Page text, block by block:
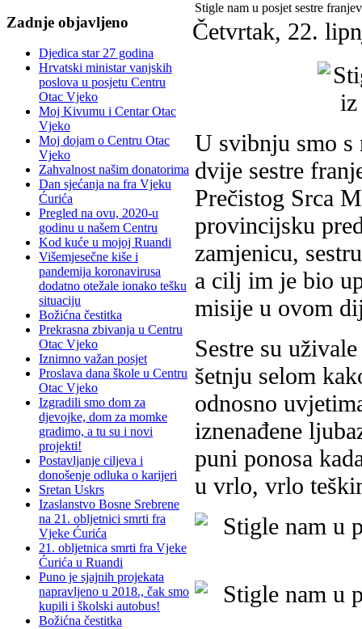
Zadnje objavljeno
Djedica star 27 godina
Hrvatski ministar vanjskih
poslova u posjetu Centru
Otac Vjeko
Moj Kivumu i Centar Otac
Vjeko
Moj dojam o Centru Otac
Vjeko
Zahvalnost našim donatorima
Dan sjećanja na fra Vjeku
Ćurića
Pregled na ovu, 2020-u
godinu u našem Centru
Kod kuće u mojoj Ruandi
Višemjesečne kiše i
pandemija koronavirusa
dodatno otežale ionako tešku
situaciju
Božićna čestitka
Prekrasna zbivanja u Centru
Otac Vjeko
Iznimno važan posjet
Proslava dana škole u Centru
Otac Vjeko
Izgradili smo dom za
djevojke, dom za momke
gradimo, a tu su i novi
projekti!
Postavljanje ciljeva i
donošenje odluka o karijeri
Sretan Uskrs
Izaslanstvo Bosne Srebrene
na 21. obljetnici smrti fra
Vjeke Ćurića
21. obljetnica smrti fra Vjeke
Ćurića u Ruandi
Puno je sjajnih projekata
napravljeno u 2018., čak smo
kupili i školski autobus!
Božićna čestitka
Stigle nam u posjet sestre
Četvrtak, 22.
U svibnju smo
dvije sestre
Prečistog Srca
provincijsku
zamjenicu,
a cilj im je bio
misije u ovom
Sestre su
šetnju selom
odnosno
iznenađene
puni ponosa
u vrlo, vrlo